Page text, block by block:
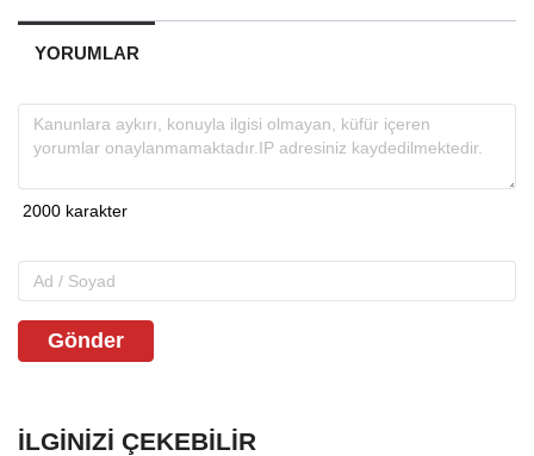
YORUMLAR
Gönder
İLGINIZI ÇEKEBILIR